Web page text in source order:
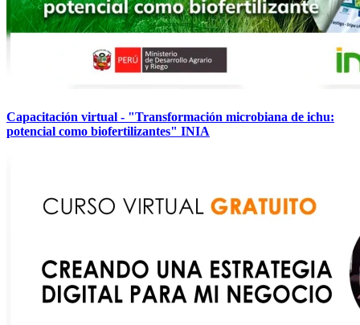
Capacitación virtual - "Transformación microbiana de ichu:
potencial como biofertilizantes" INIA